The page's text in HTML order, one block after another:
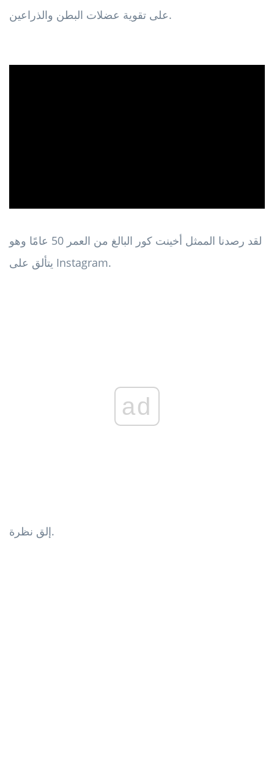
على تقوية عضلات البطن والذراعين.
لقد رصدنا الممثل أخينت كور البالغ من العمر 50 عامًا وهو
يتألق على Instagram.
ad
إلق نظرة.